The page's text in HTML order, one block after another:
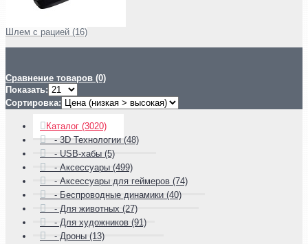
Шлем с рацией (16)
Сравнение товаров (0)
Показать:
Сортировка:
Каталог (3020)
- 3D Технологии (48)
- USB-хабы (5)
- Аксессуары (499)
- Аксессуары для геймеров (74)
- Беспроводные динамики (40)
- Для животных (27)
- Для художников (91)
- Дроны (13)